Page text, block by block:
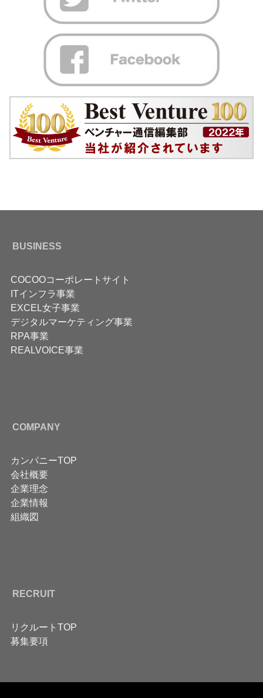
BUSINESS
COCOOコーポレートサイト
ITインフラ事業
EXCEL女子事業
デジタルマーケティング事業
RPA事業
REALVOICE事業
COMPANY
カンパニーTOP
会社概要
企業理念
企業情報
組織図
RECRUIT
リクルートTOP
募集要項